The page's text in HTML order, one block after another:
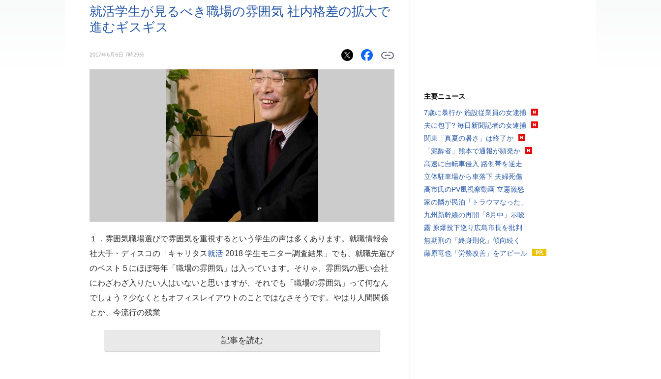
就活学生が見るべき職場の雰囲気 社内格差の拡大で
進むギスギス
2017年6月6日 7時29分
１．雰囲気職場選びで雰囲気を重視するという学生の声は多くあります。就職情報会
社大手・ディスコの「キャリタス就活 2018 学生モニター調査結果」でも、就職先選び
のベスト５にほぼ毎年「職場の雰囲気」は入っています。そりゃ、雰囲気の悪い会社
にわざわざ入りたい人はいないと思いますが、それでも「職場の雰囲気」って何なん
でしょう？少なくともオフィスレイアウトのことではなさそうです。やはり人間関係
とか、今流行の残業
記事を読む
主要ニュース
7歳に暴行か 施設従業員の女逮捕
夫に包丁? 毎日新聞記者の女逮捕
関東「真夏の暑さ」は終了か
「泥酔者」熊本で通報が頻発か
高速に自転車侵入 路側帯を逆走
立体駐車場から車落下 夫婦死傷
高市氏のPV風視察動画 立憲激怒
家の隣が民泊「トラウマなった」
九州新幹線の再開「8月中」示唆
露 原爆投下巡り広島市長を批判
無期刑の「終身刑化」傾向続く
藤原竜也「労務改善」をアピール